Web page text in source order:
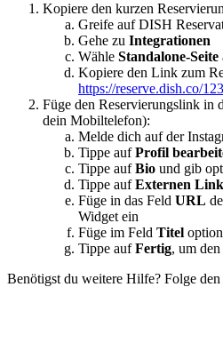
Kopiere den kurzen
Greife auf DISH
Gehe zu Integrationen
Wähle Standalone-Seite
Kopiere den Link zum
https://reserve.dish.co/
Füge den Reservierungslink in
dein Mobiltelefon):
Melde dich auf der
Tippe aufProfil
Tippe aufBio und gib
Tippe aufExternen
Füge in das Feld URL
Widget ein
Füge im Feld Titel
Tippe aufFertig, um
Benötigst du weitere Hilfe? Folge